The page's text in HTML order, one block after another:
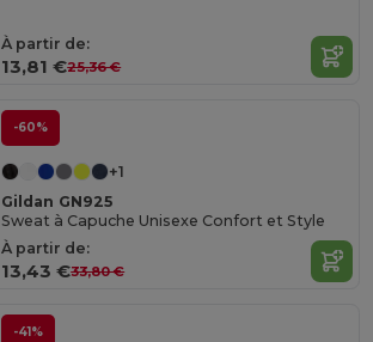
À partir de:
13,81 €25,36 €
-60%
+1
Gildan GN925
Sweat à Capuche Unisexe Confort et Style
À partir de:
13,43 €33,80 €
-41%